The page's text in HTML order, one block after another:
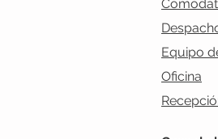
Equipo
Oficina